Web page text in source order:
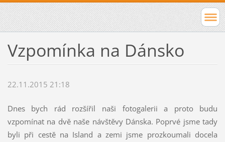
Vzpomínka na Dánsko
22.11.2015 21:18
Dnes bych rád rozšířil naši fotogalerii a proto budu
vzpomínat na dvě naše návštěvy Dánska. Poprvé jsme tady
byli při cestě na Island a zemi jsme prozkoumali docela